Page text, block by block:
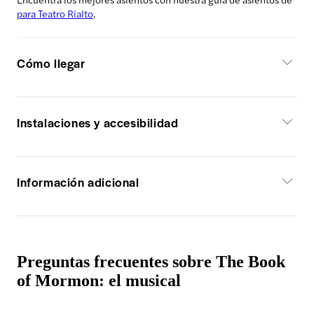
para Teatro Rialto.
Cómo llegar
Instalaciones y accesibilidad
Información adicional
Preguntas frecuentes sobre The Book
of Mormon: el musical